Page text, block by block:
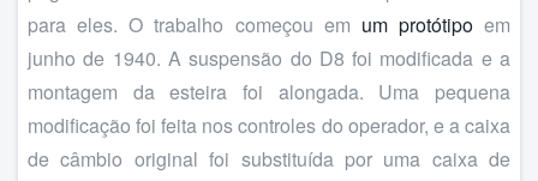
para eles. O trabalho começou em um protótipoem
junho de 1940. A suspensão do D8 foi modificada e a
montagem da esteira foi alongada. Uma pequena
modificação foi feita nos controles do operador, e a caixa
de câmbio original foi substituída por uma caixa de